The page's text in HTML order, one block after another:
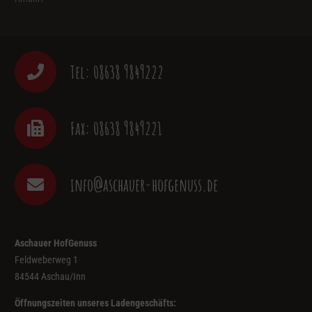
Tel: 08638 9849222
Fax: 08638 9849221
info@aschauer-hofgenuss.de
Aschauer HofGenuss
Feldweberweg 1
84544 Aschau/Inn
Öffnungszeiten unseres Ladengeschäfts: